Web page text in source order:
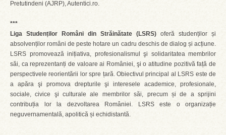
Pretutindeni (AJRP), Autentici.ro.
***
Liga Studenților Români din Străinătate (LSRS) oferă studenților și
absolvenților români de peste hotare un cadru deschis de dialog și acțiune.
LSRS promovează inițiativa, profesionalismul şi solidaritatea membrilor
săi, ca reprezentanți de valoare ai României, şi o atitudine pozitivă față de
perspectivele reorientării lor spre țară. Obiectivul principal al LSRS este de
a apăra şi promova drepturile şi interesele academice, profesionale,
sociale, civice şi culturale ale membrilor săi, precum și de a sprijini
contribuția lor la dezvoltarea României. LSRS este o organizație
neguvernamentală, apolitică și echidistantă.